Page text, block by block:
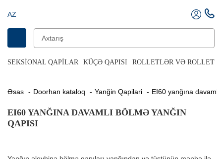
AZ
SEKSIONAL QAPILAR KÜÇƏ QAPISI ROLLETLƏR VƏ ROLLET
Əsas Doorhan kataloq Yanğin Qapilari EI60 yanğına
EI60 YANĞINA DAVAMLI BÖLMƏ YANĞIN
QAPISI